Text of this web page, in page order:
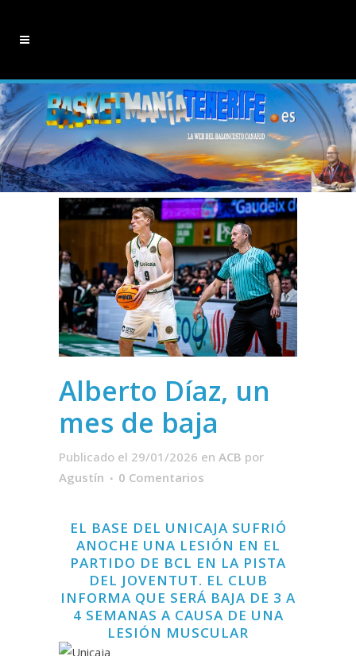
Alberto Díaz, un
mes de baja
Publicado el 29/01/2026 en ACB por
Agustín
0 Comentarios
EL BASE DEL UNICAJA SUFRIÓ
ANOCHE UNA LESIÓN EN EL
PARTIDO DE BCL EN LA PISTA
DEL JOVENTUT. EL CLUB
INFORMA QUE SERÁ BAJA DE 3 A
4 SEMANAS A CAUSA DE UNA
LESIÓN MUSCULAR